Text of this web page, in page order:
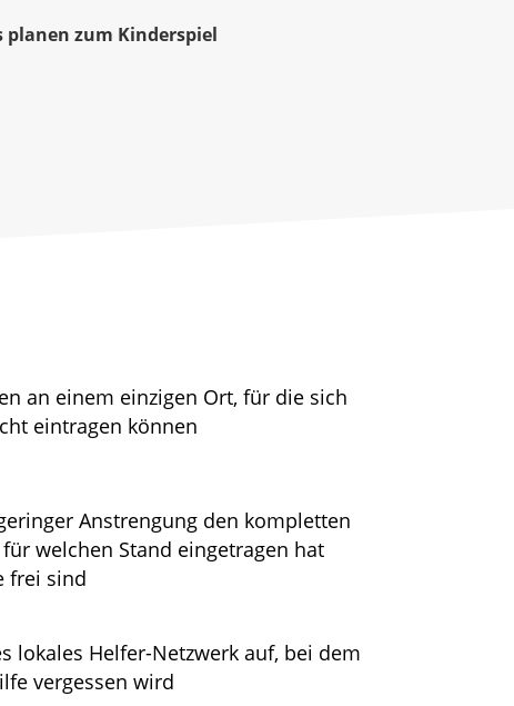
planen zum Kinderspiel
an einem einzigen Ort, für die sich
eintragen können
Anstrengung den kompletten
welchen Stand eingetragen hat
frei sind
lokales Helfer-Netzwerk auf, bei dem
vergessen wird